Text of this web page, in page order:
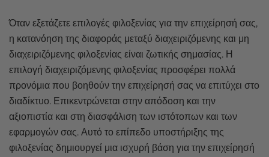
Όταν εξετάζετε επιλογές φιλοξενίας για την επιχείρησή σας,
η κατανόηση της διαφοράς μεταξύ διαχειριζόμενης και μη
διαχειριζόμενης φιλοξενίας είναι ζωτικής σημασίας. Η
επιλογή διαχειριζόμενης φιλοξενίας προσφέρει πολλά
προνόμια που βοηθούν την επιχείρησή σας να επιτύχει στο
διαδίκτυο. Επικεντρώνεται στην απόδοση και την
αξιοπιστία και στη διασφάλιση των ιστότοπων και των
εφαρμογών σας. Αυτό το επίπεδο υποστήριξης της
φιλοξενίας δημιουργεί μια ισχυρή βάση για την επιχείρησή